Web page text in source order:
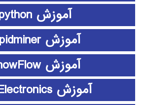
آموزش python
آموزش rapidminer
آموزش ShowFlow
آموزش SimElectronics